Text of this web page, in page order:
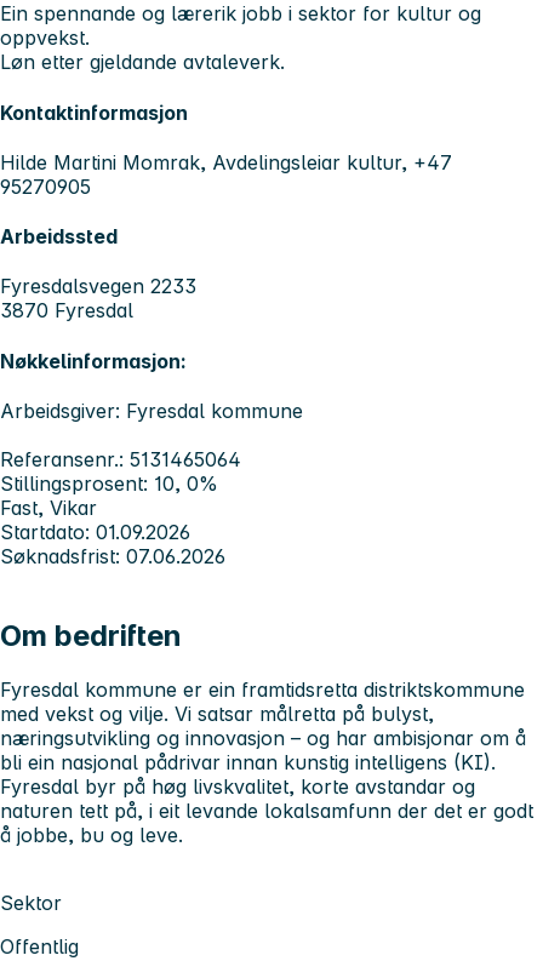
Ein spennande og lærerik jobb i sektor for kultur og
oppvekst.
Løn etter gjeldande avtaleverk.
Kontaktinformasjon
Hilde Martini Momrak, Avdelingsleiar kultur, +47
95270905
Arbeidssted
Fyresdalsvegen 2233
3870 Fyresdal
Nøkkelinformasjon:
Arbeidsgiver: Fyresdal kommune
Referansenr.: 5131465064
Stillingsprosent: 10, 0%
Fast, Vikar
Startdato: 01.09.2026
Søknadsfrist: 07.06.2026
Om bedriften
Fyresdal kommune er ein framtidsretta distriktskommune
med vekst og vilje. Vi satsar målretta på bulyst,
næringsutvikling og innovasjon – og har ambisjonar om å
bli ein nasjonal pådrivar innan kunstig intelligens (KI).
Fyresdal byr på høg livskvalitet, korte avstandar og
naturen tett på, i eit levande lokalsamfunn der det er godt
å jobbe, bu og leve.
Sektor
Offentlig